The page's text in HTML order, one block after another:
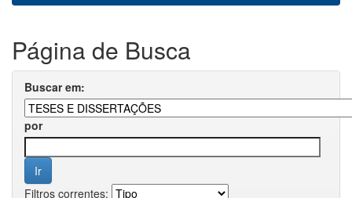
Página de Busca
Buscar em:
por
Filtros correntes: